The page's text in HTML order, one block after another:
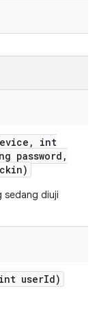
,
int
password ,
sedang diuji
int userId)